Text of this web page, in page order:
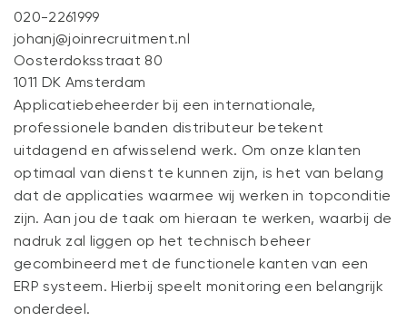
020-2261999
johanj@joinrecruitment.nl
Oosterdoksstraat 80
1011 DK Amsterdam
Applicatiebeheerder bij een internationale,
professionele banden distributeur betekent
uitdagend en afwisselend werk. Om onze klanten
optimaal van dienst te kunnen zijn, is het van belang
dat de applicaties waarmee wij werken in topconditie
zijn. Aan jou de taak om hieraan te werken, waarbij de
nadruk zal liggen op het technisch beheer
gecombineerd met de functionele kanten van een
ERP systeem. Hierbij speelt monitoring een belangrijk
onderdeel.